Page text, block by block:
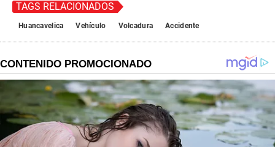
TAGS RELACIONADOS
Huancavelica Vehículo Volcadura Accidente